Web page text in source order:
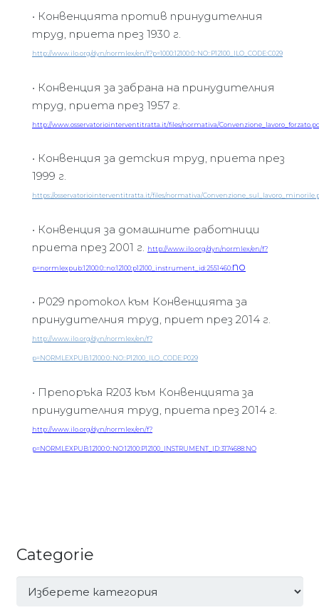
• Конвенцията против принудителния
труд, приета през 1930 г.
http://www.ilo.org/dyn/normlex/en/f?p=1000:12100:0::NO::P12100_ILO_CODE:C029
• Конвенция за забрана на принудителния
труд, приета през 1957 г.
http://wwwosservatoriointerventitratta it/files/normativa/Convenzione lavoro forzato
• Конвенция за детския труд, приета през
1999 г.
https://osservatoriointerventitratta.it/files/normativa/
• Конвенция за домашните работници
приета през 2001 г.
http://www.ilo.org/dyn/normlex/en/f?
p=normlexpub:12100:0::no:12100:p12100_instrument_id:2551460:no
• P029 протокол към Конвенцията за
принудителния труд, приет през 2014 г.
http://www.ilo.org/dyn/normlex/en/f?
p=NORMLEXPUB:12100:0::NO::P12100_ILO_CODE:P029
• Препоръка R203 към Конвенцията за
принудителния труд, приета през 2014 г.
http://www iloorg/dyn/normlex/en/f?
p=NORMLEXPUB:12100:0::NO:12100:P12100_ INSTRUMENT ID:3174688:NO
Categorie
Categorie